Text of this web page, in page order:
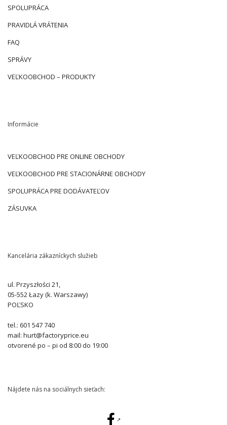
SPOLUPRÁCA
PRAVIDLÁ VRÁTENIA
FAQ
SPRÁVY
VEĽKOOBCHOD – PRODUKTY
Informácie
VEĽKOOBCHOD PRE ONLINE OBCHODY
VEĽKOOBCHOD PRE STACIONÁRNE OBCHODY
SPOLUPRÁCA PRE DODÁVATEĽOV
ZÁSUVKA
Kancelária zákazníckych služieb
ul. Przyszłości 21,
05-552 Łazy (k. Warszawy)
POĽSKO
tel.: 601 547 740
mail: hurt@factoryprice.eu
otvorené po – pi od 8:00 do 19:00
Nájdete nás na sociálnych sieťach: